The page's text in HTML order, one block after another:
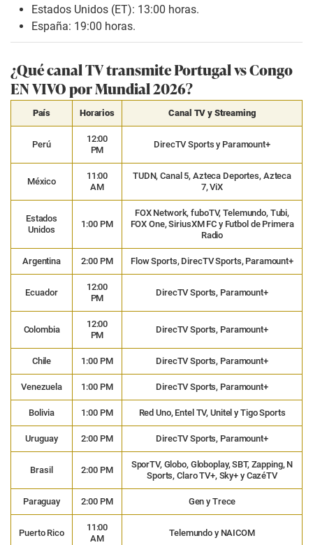
Estados Unidos (ET): 13:00 horas.
España: 19:00 horas.
¿Qué canal TV transmite Portugal vs Congo
EN VIVO por Mundial 2026?
País Horarios Canal TV y Streaming
Perú
12:00
PM
DirecTV Sports y Paramount+
México
11:00
AM
TUDN, Canal 5, Azteca Deportes, Azteca
7, ViX
Estados
Unidos
1:00 PM
FOX Network, fuboTV, Telemundo, Tubi,
FOX One, SiriusXM FC y Futbol de Primera
Radio
Argentina 2:00 PM Flow Sports, DirecTV Sports, Paramount+
Ecuador
12:00
PM
DirecTV Sports, Paramount+
Colombia
12:00
PM
DirecTV Sports, Paramount+
Chile 1:00 PM DirecTV Sports, Paramount+
Venezuela 1:00 PM DirecTV Sports, Paramount+
Bolivia 1:00 PM Red Uno, Entel TV, Unitel y Tigo Sports
Uruguay 2:00 PM DirecTV Sports, Paramount+
Brasil 2:00 PM
SporTV, Globo, Globoplay, SBT, Zapping, N
Sports, Claro TV+, Sky+ y CazéTV
Paraguay 2:00 PM Gen y Trece
Puerto Rico
11:00
AM
Telemundo y NAICOM